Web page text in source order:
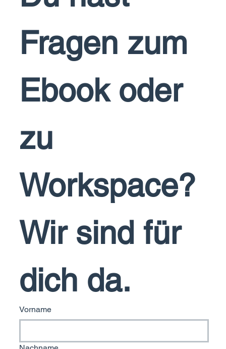
Fragen zum
Ebook oder
zu
Workspace?
Wir sind für
Vorname